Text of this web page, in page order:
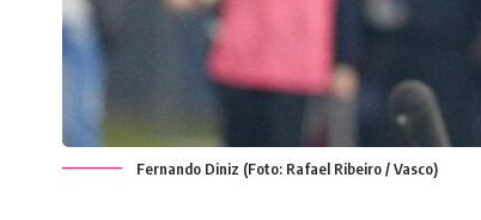
Fernando Diniz (Foto: Rafael Ribeiro / Vasco)